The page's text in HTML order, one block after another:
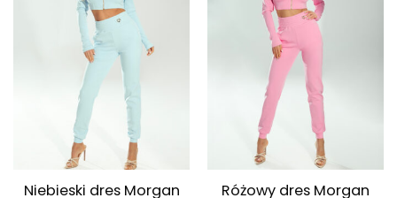
Niebieski dres Morgan Różowy dres Morgan